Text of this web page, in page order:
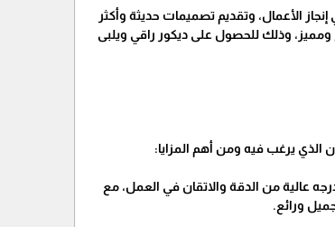
الأعمال، وتقديم تصميمات حديثة وأكثر
وذلك للحصول على ديكور راقي ويلبى
الذي يرغب فيه ومن أهم المزايا:
عالية من الدقة والاتقان في العمل، مع
ورائع.